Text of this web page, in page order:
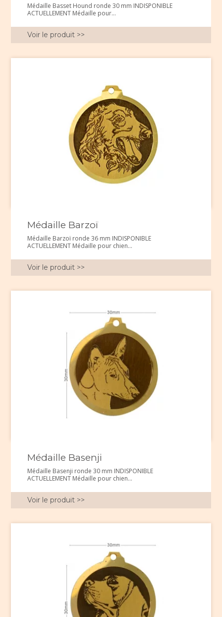
Médaille Basset Hound ronde 30 mm INDISPONIBLE
ACTUELLEMENT Médaille pour...
Voir le produit >>
Médaille Barzoï
Médaille Barzoï ronde 36 mm INDISPONIBLE
ACTUELLEMENT Médaille pour chien...
Voir le produit >>
Médaille Basenji
Médaille Basenji ronde 30 mm INDISPONIBLE
ACTUELLEMENT Médaille pour chien...
Voir le produit >>